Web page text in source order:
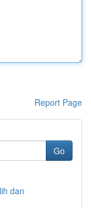
Report Page
Go
dan